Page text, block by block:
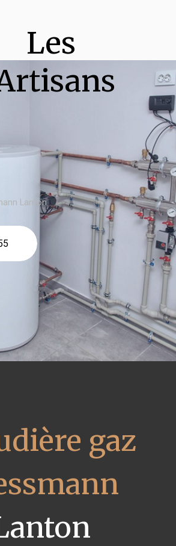
Les
Lanton
gaz